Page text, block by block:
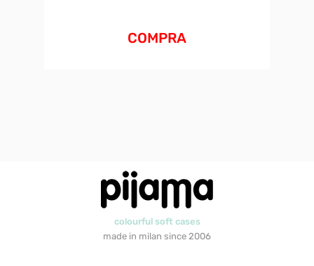
COMPRA
colourful soft cases
made in milan since 2006